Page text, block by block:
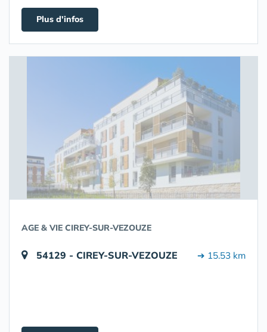
Plus d'infos
AGE & VIE CIREY-SUR-VEZOUZE
54129 - CIREY-SUR-VEZOUZE ➔ 15.53 km